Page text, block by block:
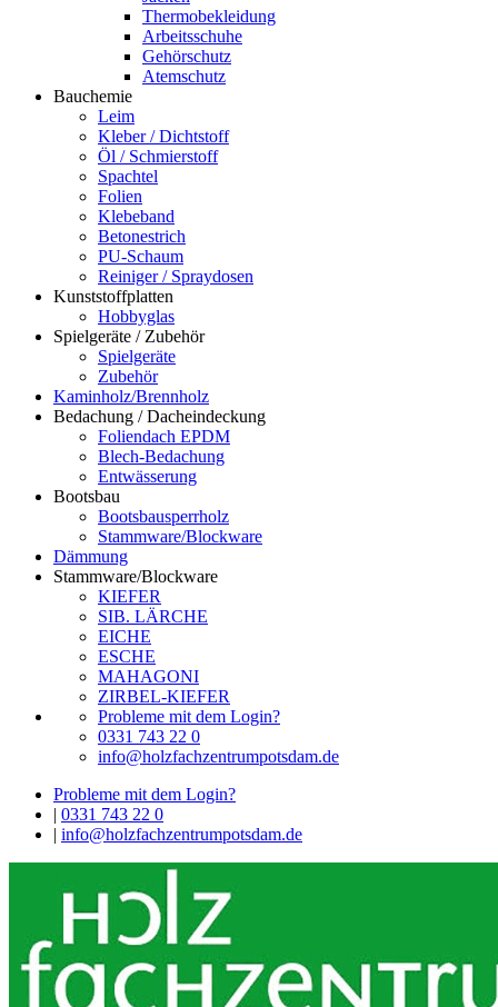
Thermobekleidung
Arbeitsschuhe
Gehörschutz
Atemschutz
Bauchemie
Leim
Kleber / Dichtstoff
Öl / Schmierstoff
Spachtel
Folien
Klebeband
Betonestrich
PU-Schaum
Reiniger / Spraydosen
Kunststoffplatten
Hobbyglas
Spielgeräte / Zubehör
Spielgeräte
Zubehör
Kaminholz/Brennholz
Bedachung / Dacheindeckung
Foliendach EPDM
Blech-Bedachung
Entwässerung
Bootsbau
Bootsbausperrholz
Stammware/Blockware
Dämmung
Stammware/Blockware
KIEFER
SIB. LÄRCHE
EICHE
ESCHE
MAHAGONI
ZIRBEL-KIEFER
Probleme mit dem Login?
0331 743 22 0
info@holzfachzentrumpotsdam.de
Probleme mit dem Login?
| 0331 743 22 0
| info@holzfachzentrumpotsdam.de